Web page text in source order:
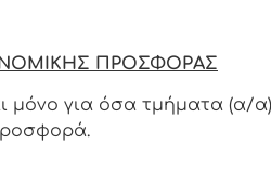
ΠΡΟΣΦΟΡΑΣ
μόνο για όσα τμήματα (α/α)